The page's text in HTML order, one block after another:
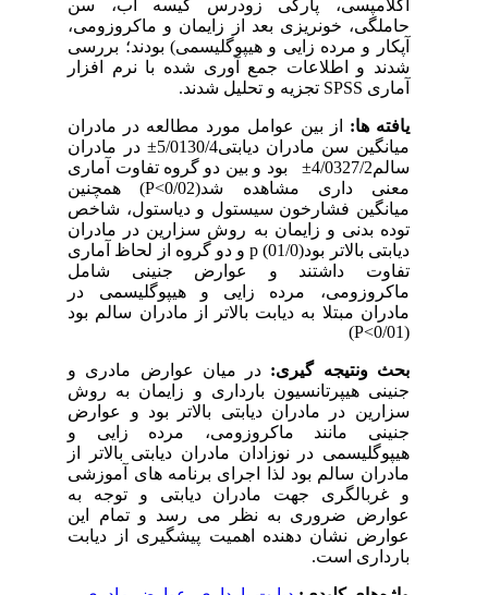
اکلامپسی، پارگی زودرس کیسه آب، سن
حاملگی، خونریزی بعد از زایمان و ماکروزومی،
آپکار و مرده زایی و هیپوگلیسمی) بودند؛ بررسی
شدند و اطلاعات جمع آوری شده با نرم افزار
آماریSPSSتجزیه و تحلیل شدند.
یافته ها:از بین عوامل مورد مطالعه در مادران
میانگین سن مادران دیابتی30/4
±5/01 در مادران
سالم27/2
±4/03 بود و بین دو گروه تفاوت آماری
معنی داری مشاهده شد(P<0/02) همچنین
میانگین فشارخون سیستول و دیاستول، شاخص
توده بدنی و زایمان به روش سزارین در مادران
دیابتی بالاتر بود(01/0)
pو دو گروه از لحاظ آماری
تفاوت داشتند و عوارض جنینی شامل
ماکروزومی، مرده زایی و هیپوگلیسمی در
مادران مبتلا به دیابت بالاتر از مادران سالم بود
P<0/01
)
بحث ونتیجه گیری:در میان عوارض مادری و
جنینی هیپرتانسیون بارداری و زایمان به روش
سزارین در مادران دیابتی بالاتر بود و عوارض
جنینی مانند ماکروزومی، مرده زایی و
هیپوگلیسمی در نوزادان مادران دیابتی بالاتر از
مادران سالم بود لذا اجرای برنامه های آموزشی
و غربالگری جهت مادران دیابتی و توجه به
عوارض ضروری به نظر می رسد و تمام این
عوارض نشان دهنده اهمیت پیشگیری از دیابت
بارداری است.